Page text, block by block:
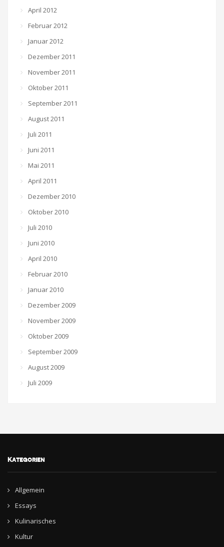
April 2012
Februar 2012
Januar 2012
Dezember 2011
November 2011
Oktober 2011
September 2011
August 2011
Juli 2011
Juni 2011
Mai 2011
April 2011
Dezember 2010
Oktober 2010
Juli 2010
Juni 2010
April 2010
Februar 2010
Januar 2010
Dezember 2009
November 2009
Oktober 2009
September 2009
August 2009
Juli 2009
Kategorien
Allgemein
Essays
Kulinarisches
Kultur